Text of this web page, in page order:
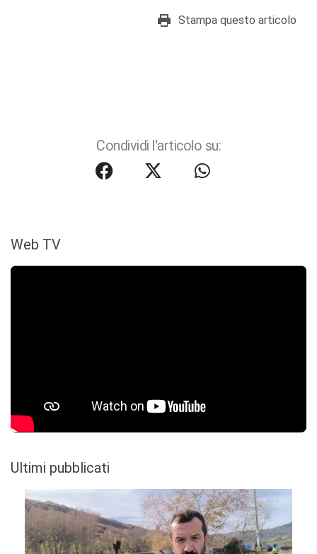
Stampa questo articolo
Condividi l'articolo su:
Web TV
Ultimi pubblicati